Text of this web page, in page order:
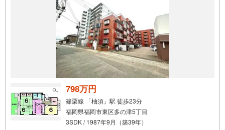
・
条
件
798万円
篠栗線 「柚須」駅 徒歩23分
福岡県福岡市東区多の津5丁目
3SDK / 1987年9月（築39年）